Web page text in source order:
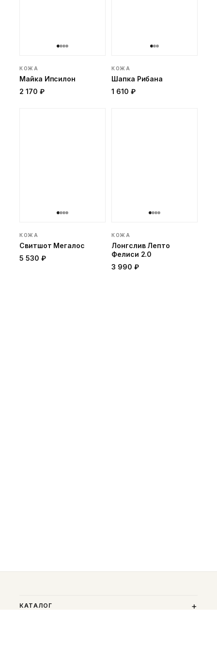
КОЖА
Майка Ипсилон
2 170 ₽
КОЖА
Шапка Рибана
1 610 ₽
КОЖА
Свитшот Мегалос
5 530 ₽
КОЖА
Лонгслив Лепто
Фелиси 2.0
3 990 ₽
КАТАЛОГ